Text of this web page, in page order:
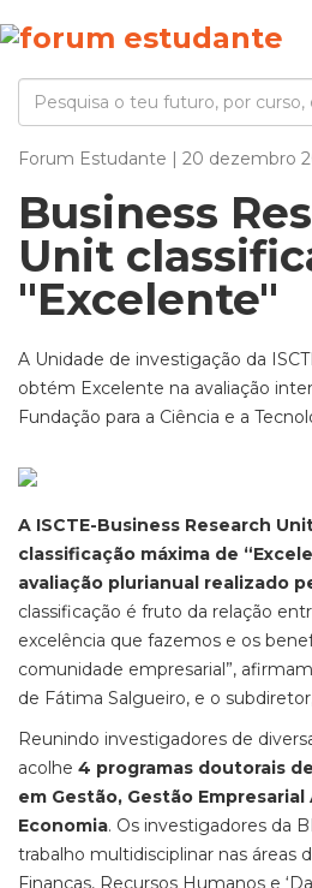
Forum Estudante | 20 dezembro
Business
Unit
"Excelente"
A Unidade de investigação da
obtém Excelente na avaliação
Fundação para a Ciência e a
A ISCTE-Business Research
classificação máxima de
avaliação plurianual realizado
classificação é fruto da relação
excelência que fazemos e os
comunidade empresarial”,
de Fátima Salgueiro, e o
Reunindo investigadores de
acolhe 4 programas doutorais
em Gestão, Gestão
Economia. Os investigadores da
trabalho multidisciplinar nas áreas
Finanças, Recursos Humanos e